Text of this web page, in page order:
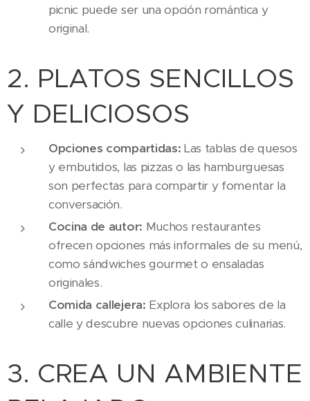
picnic puede ser una opción romántica y
original.
2. PLATOS SENCILLOS
Y DELICIOSOS
Opciones compartidas: Las tablas de quesos
y embutidos, las pizzas o las hamburguesas
son perfectas para compartir y fomentar la
conversación.
Cocina de autor: Muchos restaurantes
ofrecen opciones más informales de su menú,
como sándwiches gourmet o ensaladas
originales.
Comida callejera: Explora los sabores de la
calle y descubre nuevas opciones culinarias.
3. CREA UN AMBIENTE